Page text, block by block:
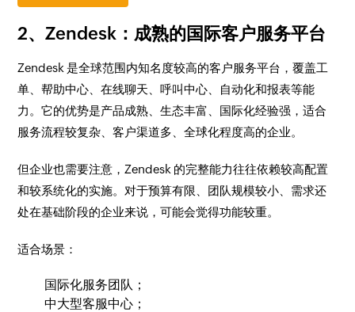
2、Zendesk：成熟的国际客户服务平台
Zendesk 是全球范围内知名度较高的客户服务平台，覆盖工
单、帮助中心、在线聊天、呼叫中心、自动化和报表等能
力。它的优势是产品成熟、生态丰富、国际化经验强，适合
服务流程较复杂、客户渠道多、全球化程度高的企业。
但企业也需要注意，Zendesk 的完整能力往往依赖较高配置
和较系统化的实施。对于预算有限、团队规模较小、需求还
处在基础阶段的企业来说，可能会觉得功能较重。
适合场景：
国际化服务团队；
中大型客服中心；